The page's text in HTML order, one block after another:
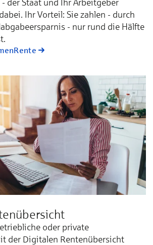
Ihr Vorteil: Sie zahlen - durch
- nur rund die Hälfte
oder private
der Digitalen Rentenübersicht